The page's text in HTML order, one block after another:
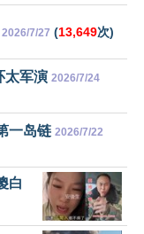
2026/7/27 (13,649次)
太军演 2026/7/24
一岛链 2026/7/22
白